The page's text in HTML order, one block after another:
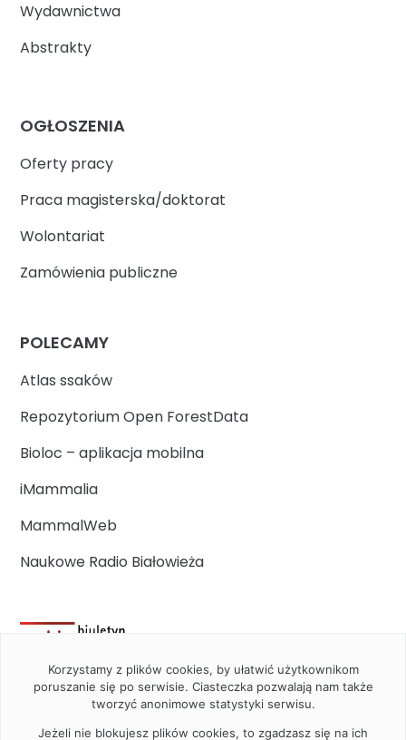
Wydawnictwa
Abstrakty
OGŁOSZENIA
Oferty pracy
Praca magisterska/doktorat
Wolontariat
Zamówienia publiczne
POLECAMY
Atlas ssaków
Repozytorium Open ForestData
Bioloc – aplikacja mobilna
iMammalia
MammalWeb
Naukowe Radio Białowieża
Korzystamy z plików cookies, by ułatwić użytkownikom
poruszanie się po serwisie. Ciasteczka pozwalają nam także
tworzyć anonimowe statystyki serwisu.
Jeżeli nie blokujesz plików cookies, to zgadzasz się na ich